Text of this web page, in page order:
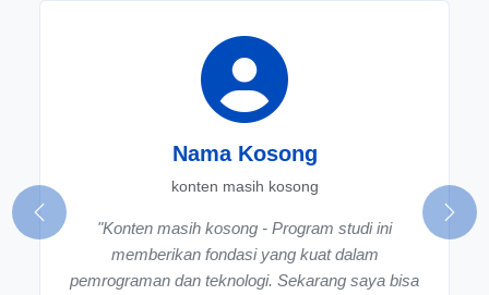
Nama Kosong
konten masih kosong
"Konten masih kosong - Program studi ini
memberikan fondasi yang kuat dalam
pemrograman dan teknologi. Sekarang saya bisa
Previous Next